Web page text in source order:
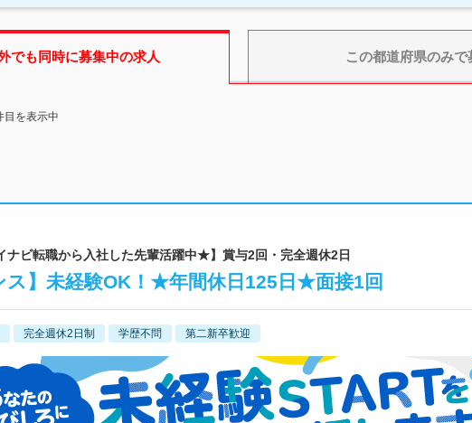
でも同時に募集中の求人 この都道府県のみで
目を表示中
ナビ転職から入社した先輩活躍中★】賞与2回・完全週休2日
ス】未経験OK！★年間休日125日★面接1回
完全週休2日制 学歴不問 第二新卒歓迎